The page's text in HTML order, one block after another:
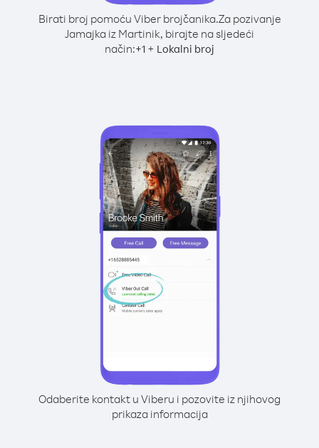
Birati broj pomoću Viber brojčanika.Za pozivanje
Jamajka iz Martinik, birajte na sljedeći
način:+1 + Lokalni broj
Odaberite kontakt u Viberu i pozovite iz njihovog
prikaza informacija